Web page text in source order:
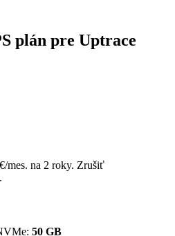
plán pre Uptrace
mes. na 2 roky. Zrušiť
50 GB